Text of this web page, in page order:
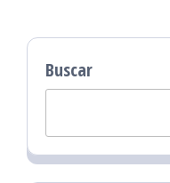
Buscar